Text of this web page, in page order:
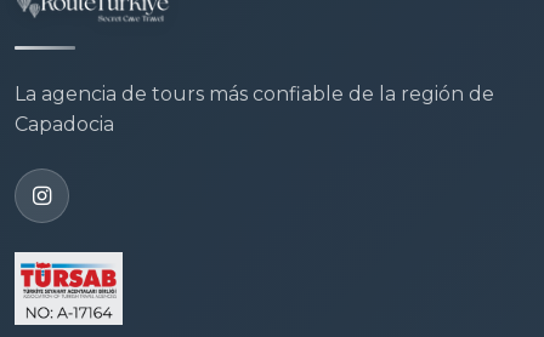
La agencia de tours más confiable de la región de
Capadocia